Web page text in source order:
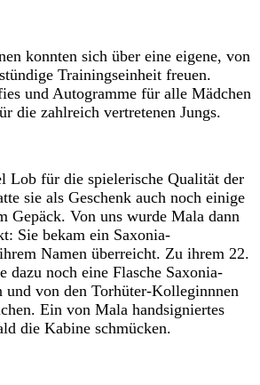
konnten sich über eine eigene, von
Trainingseinheit freuen.
und Autogramme für alle Mädchen
die zahlreich vertretenen Jungs.
Lob für die spielerische Qualität der
sie als Geschenk auch noch einige
Gepäck. Von uns wurde Mala dann
Sie bekam ein Saxonia-
Namen überreicht. Zu ihrem 22.
dazu noch eine Flasche Saxonia-
und von den Torhüter-Kolleginnnen
Ein von Mala handsigniertes
die Kabine schmücken.